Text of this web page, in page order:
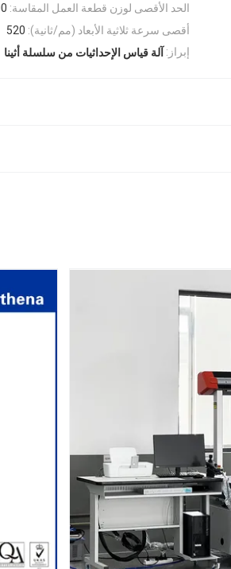
الحد الأقصى لوزن قطعة العمل المقاسة:
أقصى سرعة ثلاثية الأبعاد (مم/ثانية): 520
إبراز: آلة قياس الإحداثيات من سلسلة أثينا